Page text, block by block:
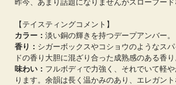
昨今、あまり話題になりませんがスローフード
【テイスティングコメント】
カラー： 淡い銅の輝きを持つデープアンバー。
香り： シガーボックスやコショウのようなス
ドの香り大胆に混ざり合った成熟感のある香り
味わい： フルボディで力強く、それでいて軽
ります。余韻は長く温かみのあり、エレガン